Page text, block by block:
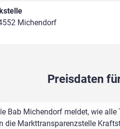
Michendorf
Preisdaten
Bab Michendorf meldet, wie
die Markttransparenzstelle